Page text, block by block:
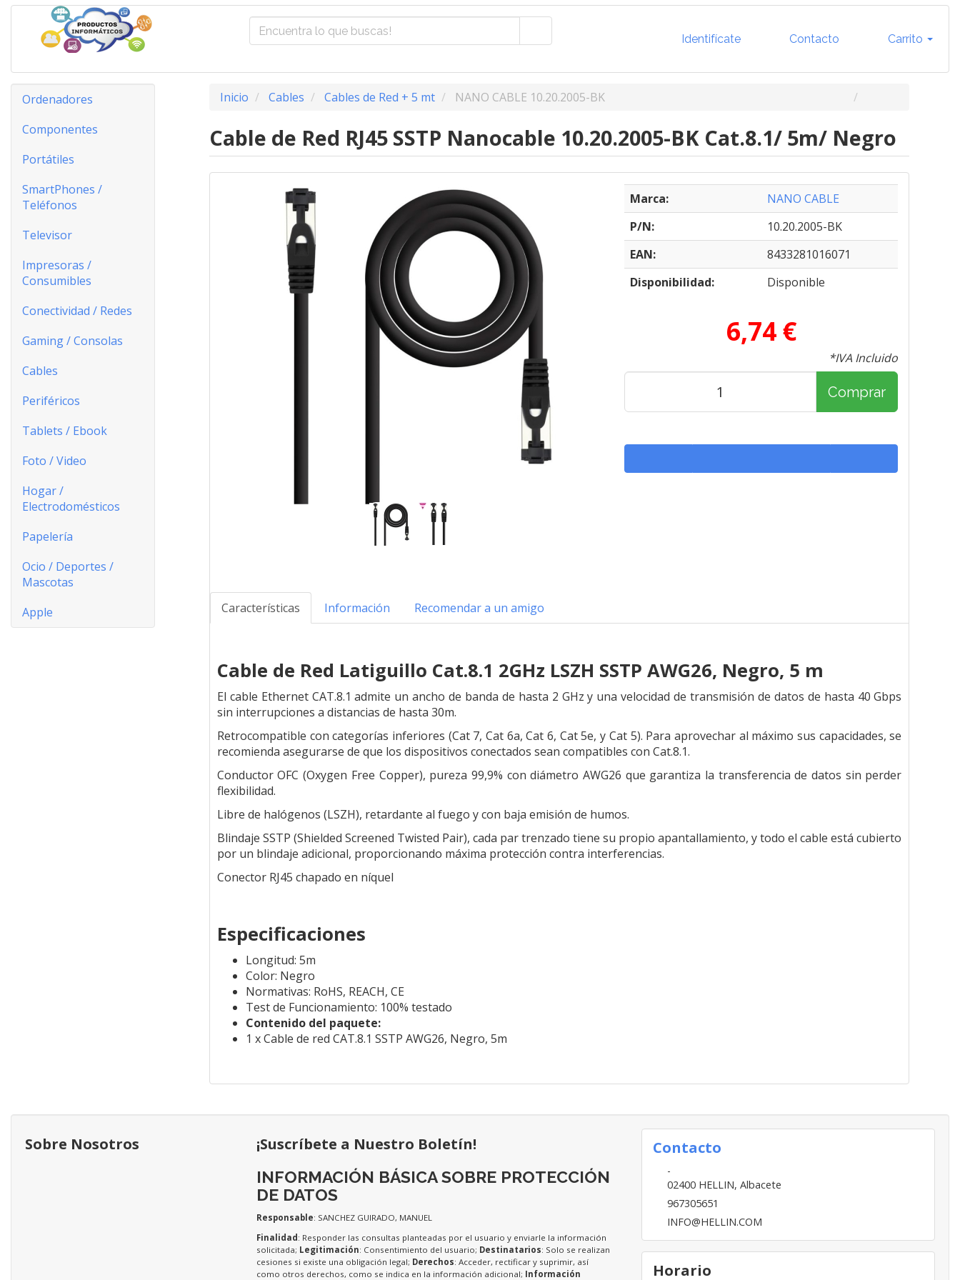
Identifícate Contacto Carrito
Ordenadores
Componentes
Portátiles
SmartPhones /
Teléfonos
Televisor
Impresoras /
Consumibles
Conectividad / Redes
Gaming / Consolas
Cables
Periféricos
Tablets / Ebook
Foto / Video
Hogar /
Electrodomésticos
Papelería
Ocio / Deportes /
Mascotas
Apple
Inicio Cables Cables de Red + 5 mt NANO CABLE 10.20.2005-BK
Cable de Red RJ45 SSTP Nanocable 10.20.2005-BK Cat.8.1/ 5m/ Negro
Marca:
NANO CABLE
P/N:
10.20.2005-BK
EAN:
8433281016071
Disponibilidad:
Disponible
6,74 €
*IVA Incluido
Comprar
Características Información Recomendar a un amigo
Cable de Red Latiguillo Cat.8.1 2GHz LSZH SSTP AWG26, Negro, 5 m
El cable Ethernet CAT.8.1 admite un ancho de banda de hasta 2 GHz y una velocidad de transmisión de datos de hasta 40 Gbps
sin interrupciones a distancias de hasta 30m.
Retrocompatible con categorías inferiores (Cat 7, Cat 6a, Cat 6, Cat 5e, y Cat 5). Para aprovechar al máximo sus capacidades, se
recomienda asegurarse de que los dispositivos conectados sean compatibles con Cat.8.1.
Conductor OFC (Oxygen Free Copper), pureza 99,9% con diámetro AWG26 que garantiza la transferencia de datos sin perder
flexibilidad.
Libre de halógenos (LSZH), retardante al fuego y con baja emisión de humos.
Blindaje SSTP (Shielded Screened Twisted Pair), cada par trenzado tiene su propio apantallamiento, y todo el cable está cubierto
por un blindaje adicional, proporcionando máxima protección contra interferencias.
Conector RJ45 chapado en níquel
Especificaciones
Longitud: 5m
Color: Negro
Normativas: RoHS, REACH, CE
Test de Funcionamiento: 100% testado
Contenido del paquete:
1 x Cable de red CAT.8.1 SSTP AWG26, Negro, 5m
Sobre Nosotros
¡Suscríbete a Nuestro Boletín!
INFORMACIÓN BÁSICA SOBRE PROTECCIÓN
DE DATOS
Responsable: SANCHEZ GUIRADO, MANUEL
Finalidad : Responder las consultas planteadas por el usuario y enviarle la información
solicitada; Legitimación: Consentimiento del usuario; Destinatarios: Solo se realizan
cesiones si existe una obligación legal; Derechos: Acceder, rectificar y suprimir, así
como otros derechos, como se indica en la información adicional; Información
Contacto
-
02400 HELLIN, Albacete
967305651
INFO@HELLIN.COM
Horario